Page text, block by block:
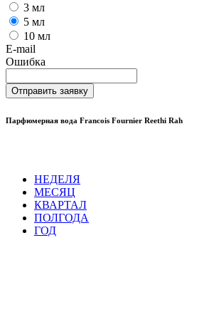
3 мл
5 мл
10 мл
E-mail
Ошибка
Отправить заявку
Парфюмерная вода Francois Fournier Reethi Rah
НЕДЕЛЯ
МЕСЯЦ
КВАРТАЛ
ПОЛГОДА
ГОД